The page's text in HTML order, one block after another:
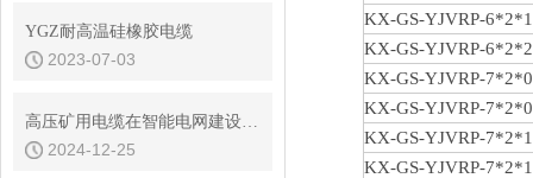
YGZ耐高温硅橡胶电缆
2023-07-03
高压矿用电缆在智能电网建设中的重要作用
2024-12-25
KX-GS-YJVRP-
KX-GS-YJVRP-
KX-GS-YJVRP-
KX-GS-YJVRP-
KX-GS-YJVRP-
KX-GS-YJVRP-